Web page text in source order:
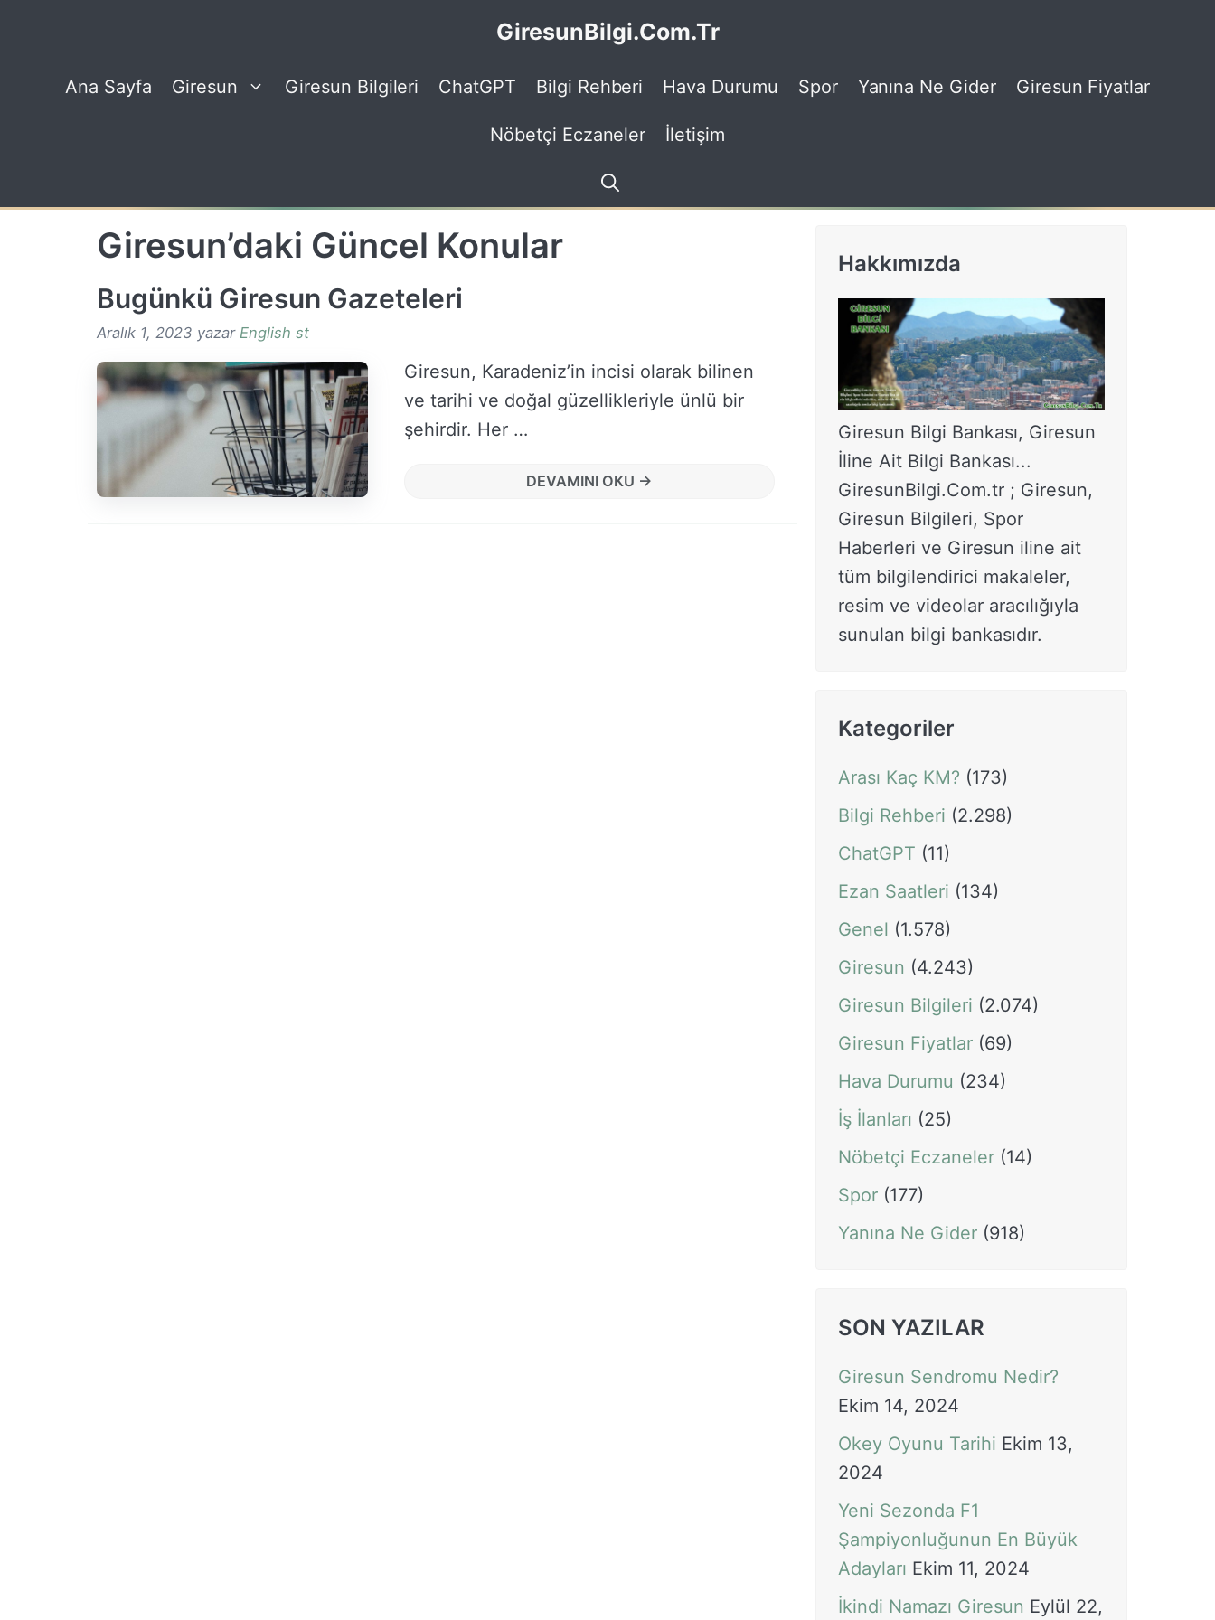
GiresunBilgi.Com.Tr
Ana Sayfa Giresun Giresun Bilgileri ChatGPT Bilgi Rehberi Hava Durumu Spor Yanına Ne Gider Giresun Fiyatlar
Nöbetçi Eczaneler İletişim
Giresun’daki Güncel Konular
Bugünkü Giresun Gazeteleri
Aralık 1, 2023 yazar English st
Giresun, Karadeniz’in incisi olarak bilinen
ve tarihi ve doğal güzellikleriyle ünlü bir
şehirdir. Her …
DEVAMINI OKU →
Hakkımızda
Giresun Bilgi Bankası, Giresun
İline Ait Bilgi Bankası...
GiresunBilgi.Com.tr ; Giresun,
Giresun Bilgileri, Spor
Haberleri ve Giresun iline ait
tüm bilgilendirici makaleler,
resim ve videolar aracılığıyla
sunulan bilgi bankasıdır.
Kategoriler
Arası Kaç KM? (173)
Bilgi Rehberi (2.298)
ChatGPT (11)
Ezan Saatleri (134)
Genel (1.578)
Giresun (4.243)
Giresun Bilgileri (2.074)
Giresun Fiyatlar (69)
Hava Durumu (234)
İş İlanları (25)
Nöbetçi Eczaneler (14)
Spor (177)
Yanına Ne Gider (918)
SON YAZILAR
Giresun Sendromu Nedir?
Ekim 14, 2024
Okey Oyunu Tarihi Ekim 13,
2024
Yeni Sezonda F1
Şampiyonluğunun En Büyük
Adayları Ekim 11, 2024
İkindi Namazı Giresun Eylül 22,